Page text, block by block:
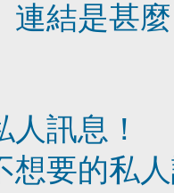
連結是甚
訊息！
想要的私